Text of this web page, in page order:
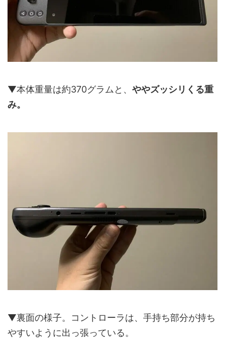
▼本体重量は約370グラムと、 ややズッシリくる重
み。
▼裏面の様子。コントローラは、手持ち部分が持ち
やすいように出っ張っている。